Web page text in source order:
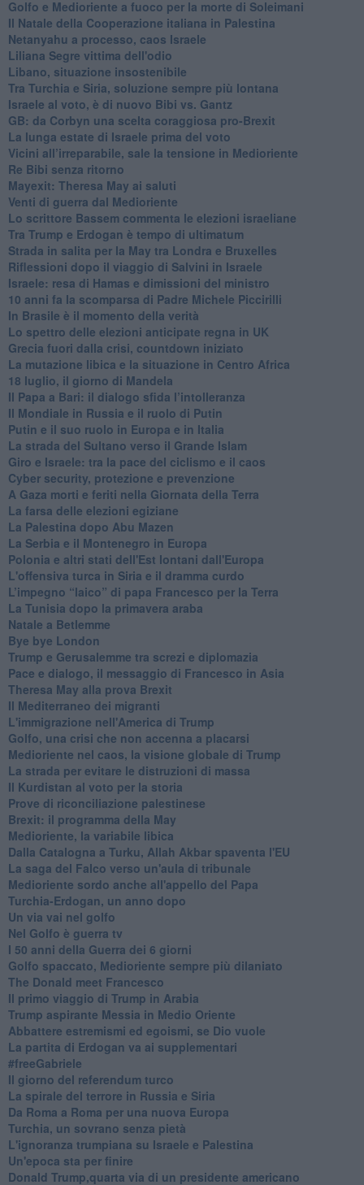
Golfo e Medioriente a fuoco per la morte di Soleimani
Il Natale della Cooperazione italiana in Palestina
Netanyahu a processo, caos Israele
Liliana Segre vittima dell'odio
Libano, situazione insostenibile
Tra Turchia e Siria, soluzione sempre più lontana
Israele al voto, è di nuovo Bibi vs. Gantz
GB: da Corbyn una scelta coraggiosa pro-Brexit
La lunga estate di Israele prima del voto
Vicini all’irreparabile, sale la tensione in Medioriente
Re Bibi senza ritorno
Mayexit: Theresa May ai saluti
Venti di guerra dal Medioriente
Lo scrittore Bassem commenta le elezioni israeliane
Tra Trump e Erdogan è tempo di ultimatum
Strada in salita per la May tra Londra e Bruxelles
Riflessioni dopo il viaggio di Salvini in Israele
Israele: resa di Hamas e dimissioni del ministro
10 anni fa la scomparsa di Padre Michele Piccirilli
In Brasile è il momento della verità
Lo spettro delle elezioni anticipate regna in UK
Grecia fuori dalla crisi, countdown iniziato
La mutazione libica e la situazione in Centro Africa
18 luglio, il giorno di Mandela
Il Papa a Bari: il dialogo sfida l’intolleranza
Il Mondiale in Russia e il ruolo di Putin
Putin e il suo ruolo in Europa e in Italia
La strada del Sultano verso il Grande Islam
Giro e Israele: tra la pace del ciclismo e il caos
Cyber security, protezione e prevenzione
A Gaza morti e feriti nella Giornata della Terra
La farsa delle elezioni egiziane
La Palestina dopo Abu Mazen
La Serbia e il Montenegro in Europa
Polonia e altri stati dell'Est lontani dall'Europa
L'offensiva turca in Siria e il dramma curdo
L’impegno “laico” di papa Francesco per la Terra
La Tunisia dopo la primavera araba
Natale a Betlemme
Bye bye London
Trump e Gerusalemme tra screzi e diplomazia
Pace e dialogo, il messaggio di Francesco in Asia
Theresa May alla prova Brexit
Il Mediterraneo dei migranti
L'immigrazione nell'America di Trump
Golfo, una crisi che non accenna a placarsi
Medioriente nel caos, la visione globale di Trump
La strada per evitare le distruzioni di massa
Il Kurdistan al voto per la storia
Prove di riconciliazione palestinese
Brexit: il programma della May
Medioriente, la variabile libica
Dalla Catalogna a Turku, Allah Akbar spaventa l'EU
La saga del Falco verso un'aula di tribunale
Medioriente sordo anche all'appello del Papa
Turchia-Erdogan, un anno dopo
Un via vai nel golfo
Nel Golfo è guerra tv
I 50 anni della Guerra dei 6 giorni
Golfo spaccato, Medioriente sempre più dilaniato
The Donald meet Francesco
Il primo viaggio di Trump in Arabia
Trump aspirante Messia in Medio Oriente
Abbattere estremismi ed egoismi, se Dio vuole
La partita di Erdogan va ai supplementari
#freeGabriele
Il giorno del referendum turco
La spirale del terrore in Russia e Siria
Da Roma a Roma per una nuova Europa
Turchia, un sovrano senza pietà
L'ignoranza trumpiana su Israele e Palestina
Un'epoca sta per finire
Donald Trump,quarta via di un presidente americano